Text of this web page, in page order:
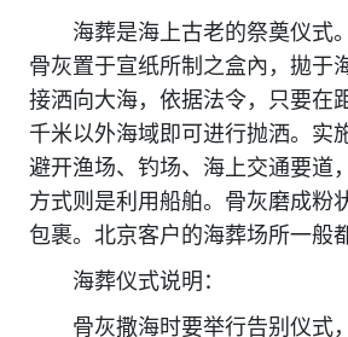
海葬是海上古老的祭奠仪式
骨灰置于宣纸所制之盒內，拋于
接洒向大海，依据法令，只要在
千米以外海域即可进行抛洒。实
避开渔场、钓场、海上交通要道
方式则是利用船舶。骨灰磨成粉
包裹。北京客户的海葬场所一般
海葬仪式说明：
骨灰撒海时要举行告别仪式